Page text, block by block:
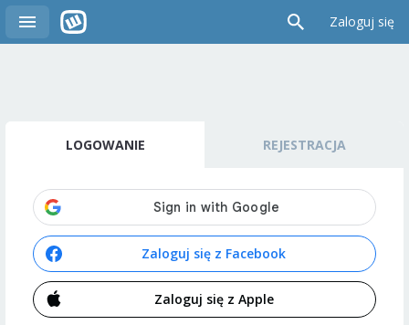
Zaloguj się
LOGOWANIE REJESTRACJA
Zaloguj się z Facebook
Zaloguj się z Apple